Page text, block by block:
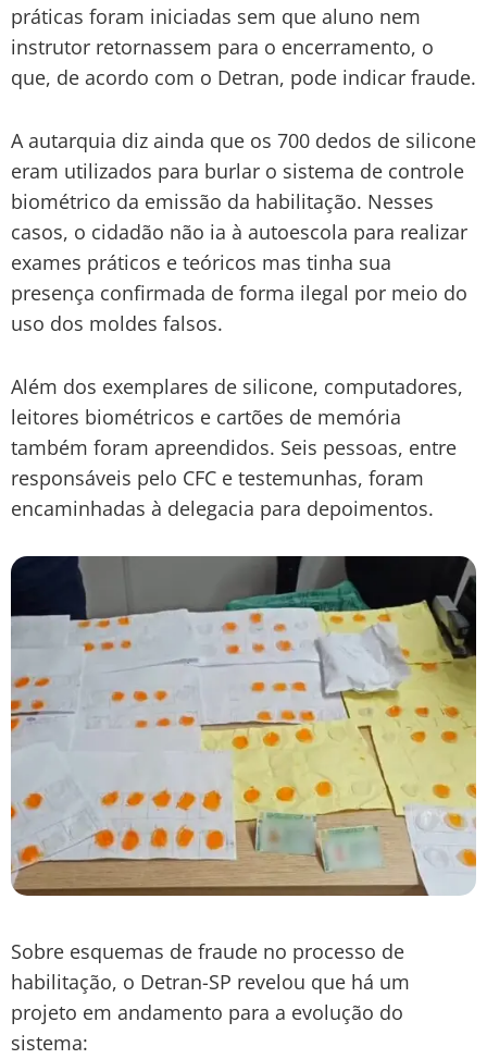
práticas foram iniciadas sem que aluno nem
instrutor retornassem para o encerramento, o
que, de acordo com o Detran, pode indicar fraude.
A autarquia diz ainda que os 700 dedos de silicone
eram utilizados para burlar o sistema de controle
biométrico da emissão da habilitação. Nesses
casos, o cidadão não ia à autoescola para realizar
exames práticos e teóricos mas tinha sua
presença confirmada de forma ilegal por meio do
uso dos moldes falsos.
Além dos exemplares de silicone, computadores,
leitores biométricos e cartões de memória
também foram apreendidos. Seis pessoas, entre
responsáveis pelo CFC e testemunhas, foram
encaminhadas à delegacia para depoimentos.
Sobre esquemas de fraude no processo de
habilitação, o Detran-SP revelou que há um
projeto em andamento para a evolução do
sistema: